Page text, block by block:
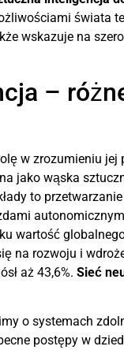
świata
wskazuje na
–
w zrozumieniu jej
jako wąska
to
wartość
na rozwoju i
aż 43,6%. Sieć
o systemach
postępy w